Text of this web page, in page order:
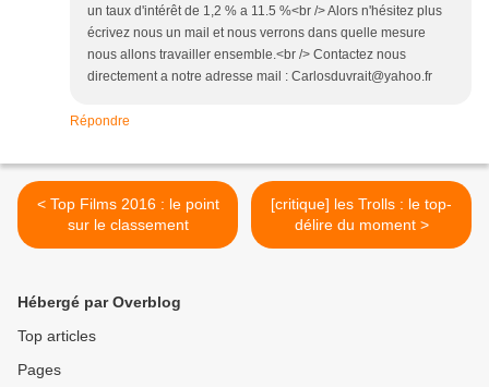
un taux d'intérêt de 1,2 % a 11.5 %<br /> Alors n'hésitez plus
écrivez nous un mail et nous verrons dans quelle mesure
nous allons travailler ensemble.<br /> Contactez nous
directement a notre adresse mail : Carlosduvrait@yahoo.fr
Répondre
< Top Films 2016 : le point
sur le classement
[critique] les Trolls : le top-
délire du moment >
Hébergé par Overblog
Top articles
Pages